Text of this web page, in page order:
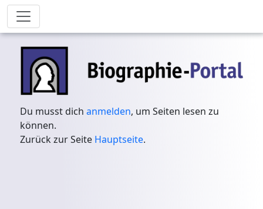
Du musst dichanmelden, um Seiten lesen zu
können.
Zurück zur Seite Hauptseite.